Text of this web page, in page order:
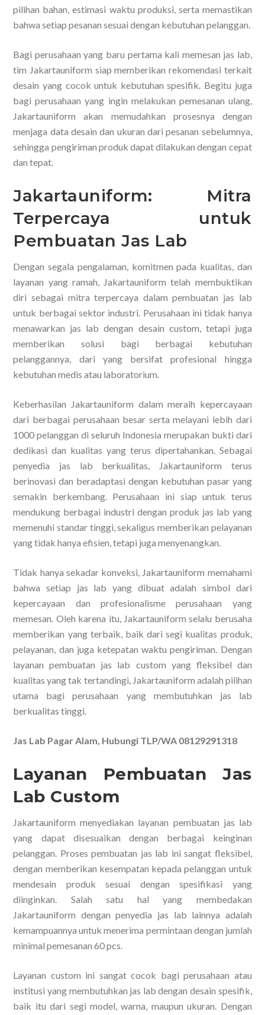
pilihan bahan, estimasi waktu produksi, serta memastikan
bahwa setiap pesanan sesuai dengan kebutuhan pelanggan.
Bagi perusahaan yang baru pertama kali memesan jas lab,
tim Jakartauniform siap memberikan rekomendasi terkait
desain yang cocok untuk kebutuhan spesifik. Begitu juga
bagi perusahaan yang ingin melakukan pemesanan ulang,
Jakartauniform akan memudahkan prosesnya dengan
menjaga data desain dan ukuran dari pesanan sebelumnya,
sehingga pengiriman produk dapat dilakukan dengan cepat
dan tepat.
Jakartauniform: Mitra
Terpercaya untuk
Pembuatan Jas Lab
Dengan segala pengalaman, komitmen pada kualitas, dan
layanan yang ramah, Jakartauniform telah membuktikan
diri sebagai mitra terpercaya dalam pembuatan jas lab
untuk berbagai sektor industri. Perusahaan ini tidak hanya
menawarkan jas lab dengan desain custom, tetapi juga
memberikan solusi bagi berbagai kebutuhan
pelanggannya, dari yang bersifat profesional hingga
kebutuhan medis atau laboratorium.
Keberhasilan Jakartauniform dalam meraih kepercayaan
dari berbagai perusahaan besar serta melayani lebih dari
1000 pelanggan di seluruh Indonesia merupakan bukti dari
dedikasi dan kualitas yang terus dipertahankan. Sebagai
penyedia jas lab berkualitas, Jakartauniform terus
berinovasi dan beradaptasi dengan kebutuhan pasar yang
semakin berkembang. Perusahaan ini siap untuk terus
mendukung berbagai industri dengan produk jas lab yang
memenuhi standar tinggi, sekaligus memberikan pelayanan
yang tidak hanya efisien, tetapi juga menyenangkan.
Tidak hanya sekadar konveksi, Jakartauniform memahami
bahwa setiap jas lab yang dibuat adalah simbol dari
kepercayaan dan profesionalisme perusahaan yang
memesan. Oleh karena itu, Jakartauniform selalu berusaha
memberikan yang terbaik, baik dari segi kualitas produk,
pelayanan, dan juga ketepatan waktu pengiriman. Dengan
layanan pembuatan jas lab custom yang fleksibel dan
kualitas yang tak tertandingi, Jakartauniform adalah pilihan
utama bagi perusahaan yang membutuhkan jas lab
berkualitas tinggi.
Jas Lab Pagar Alam, Hubungi TLP/WA 08129291318
Layanan Pembuatan Jas
Lab Custom
Jakartauniform menyediakan layanan pembuatan jas lab
yang dapat disesuaikan dengan berbagai keinginan
pelanggan. Proses pembuatan jas lab ini sangat fleksibel,
dengan memberikan kesempatan kepada pelanggan untuk
mendesain produk sesuai dengan spesifikasi yang
diinginkan. Salah satu hal yang membedakan
Jakartauniform dengan penyedia jas lab lainnya adalah
kemampuannya untuk menerima permintaan dengan jumlah
minimal pemesanan 60 pcs.
Layanan custom ini sangat cocok bagi perusahaan atau
institusi yang membutuhkan jas lab dengan desain spesifik,
baik itu dari segi model, warna, maupun ukuran. Dengan